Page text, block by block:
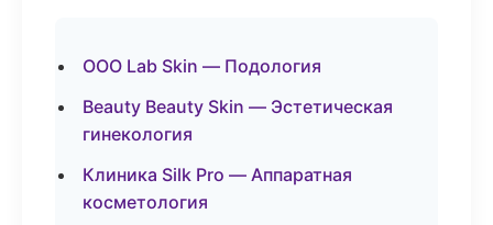
ООО Lab Skin — Подология
Beauty Beauty Skin — Эстетическая
гинекология
Клиника Silk Pro — Аппаратная
косметология